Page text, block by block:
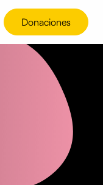
Donaciones